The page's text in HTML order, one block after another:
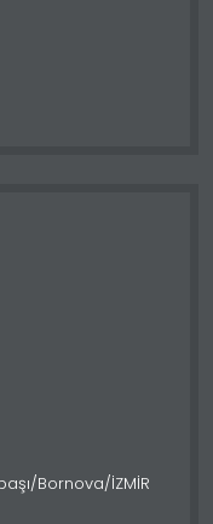
Bornova/İZMİR